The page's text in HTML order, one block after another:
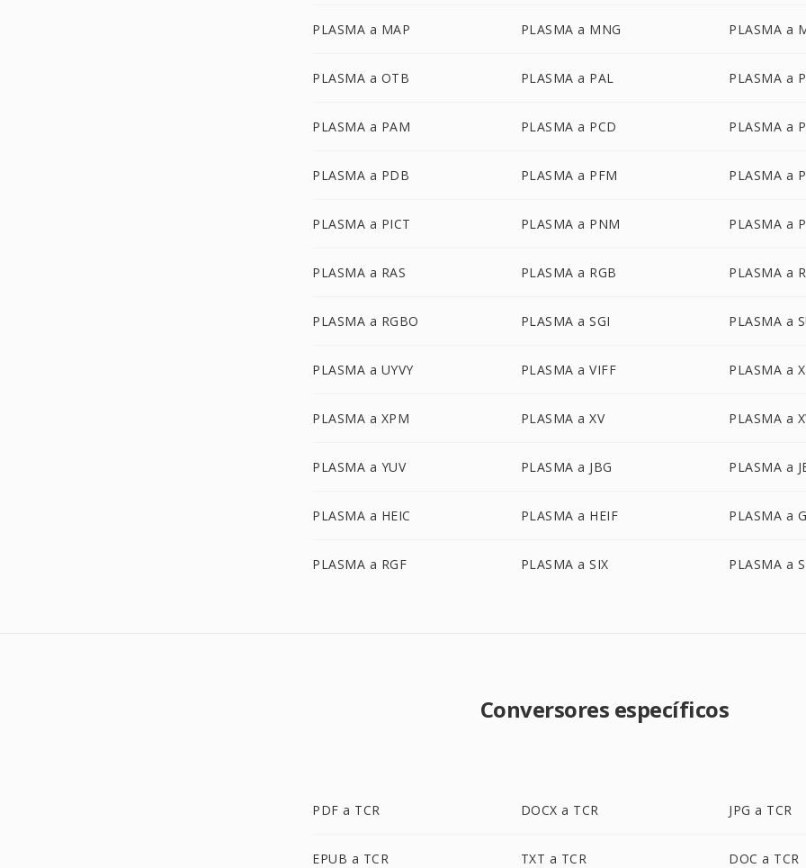
PLASMA a MAP PLASMA a MNG PLASMA a
PLASMA a OTB PLASMA a PAL PLASMA a
PLASMA a PAM PLASMA a PCD PLASMA a
PLASMA a PDB PLASMA a PFM PLASMA a
PLASMA a PICT PLASMA a PNM PLASMA a
PLASMA a RAS PLASMA a RGB PLASMA a
PLASMA a RGBO PLASMA a SGI PLASMA a
PLASMA a UYVY PLASMA a VIFF PLASMA a
PLASMA a XPM PLASMA a XV PLASMA a
PLASMA a YUV PLASMA a JBG PLASMA a
PLASMA a HEIC PLASMA a HEIF PLASMA a
PLASMA a RGF PLASMA a SIX PLASMA a
Conversores específicos
PDF a TCR DOCX a TCR JPG a TCR
EPUB a TCR TXT a TCR DOC a TCR